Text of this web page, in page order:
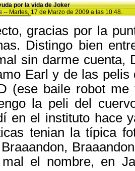
por la vida de Joker
-- Martes, 17 de Marzo de 2009 a las 10:48.
gracias por la
Distingo bien
sin darme cuenta,
Earl y de las
(ese baile robot
la peli del
en el instituto hace
tenian la típica
mal el nombre, en